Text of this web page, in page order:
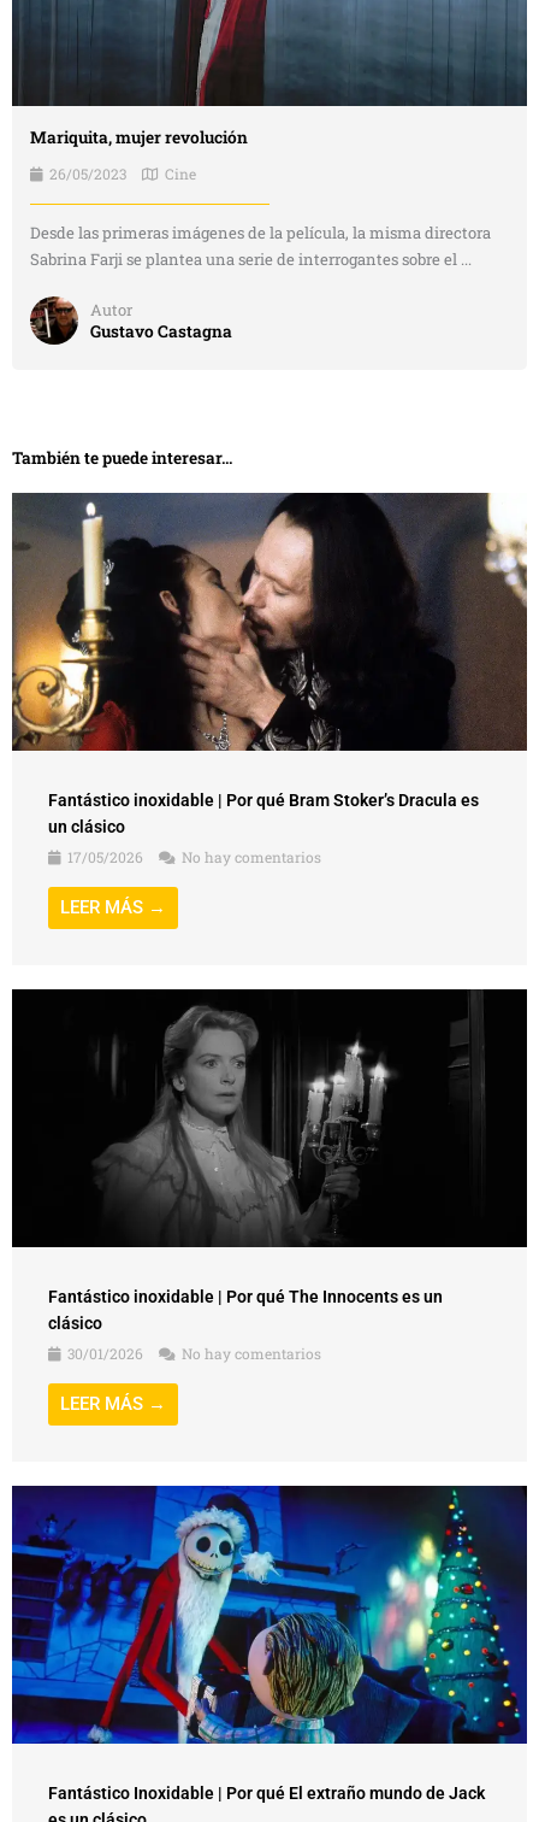
Mariquita, mujer revolución
26/05/2023 Cine
Desde las primeras imágenes de la película, la misma directora
Sabrina Farji se plantea una serie de interrogantes sobre el ...
Autor
Gustavo Castagna
También te puede interesar...
Fantástico inoxidable | Por qué Bram Stoker’s Dracula es
un clásico
17/05/2026
No hay comentarios
LEER MÁS →
Fantástico inoxidable | Por qué The Innocents es un
clásico
30/01/2026
No hay comentarios
LEER MÁS →
Fantástico Inoxidable | Por qué El extraño mundo de Jack